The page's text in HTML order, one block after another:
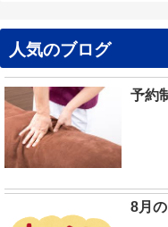
人気のブログ
予約
8月